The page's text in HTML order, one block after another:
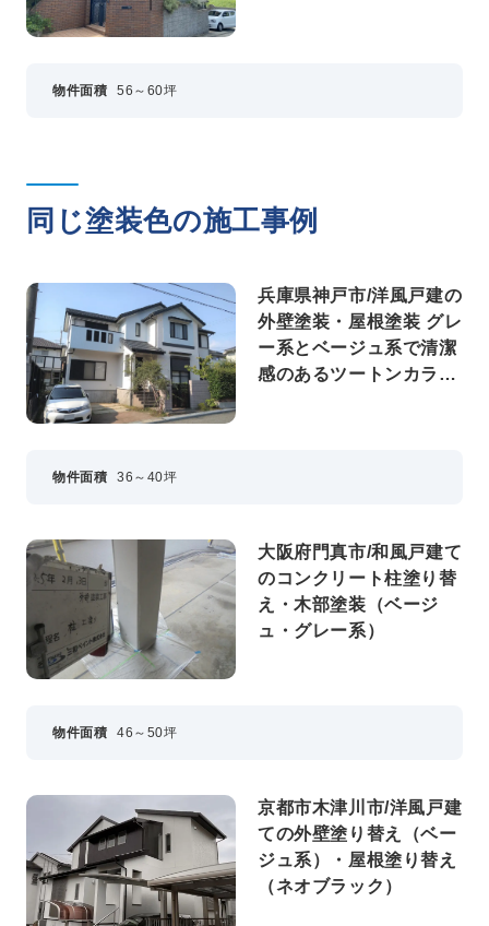
物件面積 56～60坪
同じ塗装色の施工事例
兵庫県神戸市/洋風戸建の
外壁塗装・屋根塗装 グレ
ー系とベージュ系で清潔
感のあるツートンカラー
物件面積 36～40坪
大阪府門真市/和風戸建て
のコンクリート柱塗り替
え・木部塗装（ベージ
ュ・グレー系）
物件面積 46～50坪
京都市木津川市/洋風戸建
ての外壁塗り替え（ベー
ジュ系）・屋根塗り替え
（ネオブラック）